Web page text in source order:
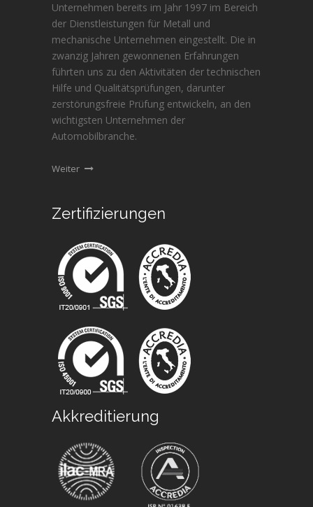
Unternehmen bereits im Jahr 1997 im Bereich
der Dienstleistungen für Metall und
mechanische Unternehmen eingestellt. Die in
zwanzig Jahren gewonnenen Erfahrungen
führten uns zu den Aktivitäten der technischen
Hilfe und Qualitätsprüfungen, darunter
zerstörungsfreie Prüfung entwickeln, an den
wichtigsten Unternehmen der
Automobilbranche.
Weiter
Zertifizierungen
Akkreditierung